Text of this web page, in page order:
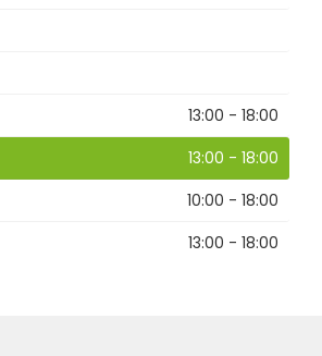
13:00 - 18:00
13:00 - 18:00
10:00 - 18:00
13:00 - 18:00